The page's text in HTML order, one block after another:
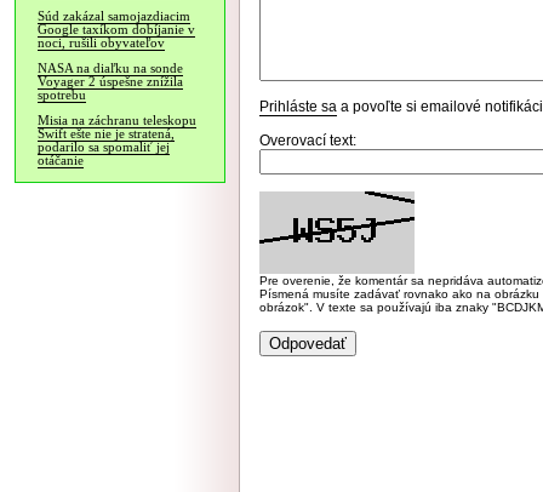
Súd zakázal samojazdiacim
Google taxíkom dobíjanie v
noci, rušili obyvateľov
NASA na diaľku na sonde
Voyager 2 úspešne znížila
spotrebu
Misia na záchranu teleskopu
Swift ešte nie je stratená,
podarilo sa spomaliť jej
otáčanie
Prihláste sa a povoľte si emailové
Overovací text:
Pre overenie, že komentár sa nepridáva
Písmená musíte zadávať rovnako ako na
obrázok". V texte sa používajú iba znaky